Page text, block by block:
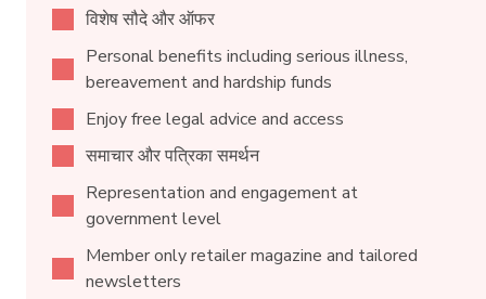
विशेष सौदे और ऑफर
Personal benefits including serious illness,
bereavement and hardship funds
Enjoy free legal advice and access
समाचार और पत्रिका समर्थन
Representation and engagement at
government level
Member only retailer magazine and tailored
newsletters